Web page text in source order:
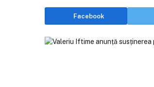
Facebook